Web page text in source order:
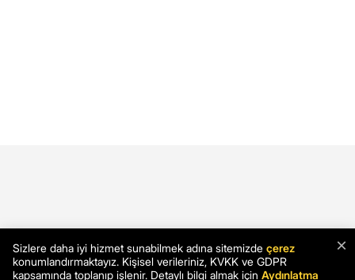
×
Sizlere daha iyi hizmet sunabilmek adına sitemizde çerez
konumlandırmaktayız. Kişisel verileriniz, KVKK ve GDPR
kapsamında toplanıp işlenir. Detaylı bilgi almak için Aydınlatma